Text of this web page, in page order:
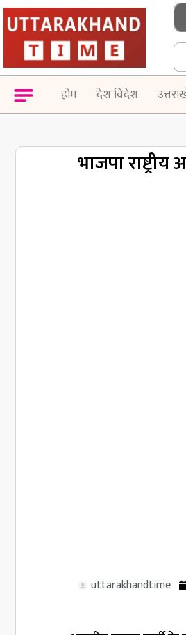
उत्तराखंड:
होम देश विदेश
भाजपा
uttarakhandtime